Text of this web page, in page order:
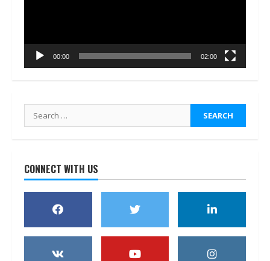
00:00 02:00
Search
for:
CONNECT WITH US